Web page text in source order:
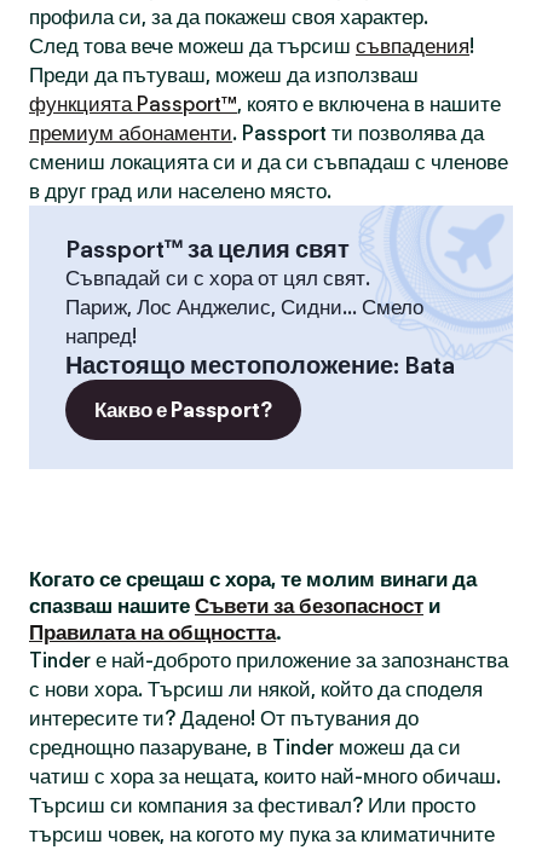
профила си, за да покажеш своя характер.
След това вече можеш да търсиш съвпадения!
Преди да пътуваш, можеш да използваш
функцията Passport™, която е включена в нашите
премиум абонаменти. Passport ти позволява да
смениш локацията си и да си съвпадаш с членове
в друг град или населено място.
Passport™ за целия свят
Съвпадай си с хора от цял свят.
Париж, Лос Анджелис, Сидни... Смело
напред!
Настоящо местоположение: Bata
Какво е Passport?
Когато се срещаш с хора, те молим винаги да
спазваш нашите Съвети за безопасност и
Правилата на общността.
Tinder е най-доброто приложение за запознанства
с нови хора. Търсиш ли някой, който да споделя
интересите ти? Дадено! От пътувания до
среднощно пазаруване, в Tinder можеш да си
чатиш с хора за нещата, които най-много обичаш.
Търсиш си компания за фестивал? Или просто
търсиш човек, на когото му пука за климатичните